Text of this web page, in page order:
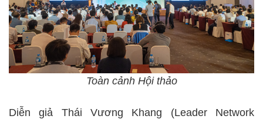
Toàn cảnh Hội thảo
Diễn giả Thái Vương Khang (Leader Network